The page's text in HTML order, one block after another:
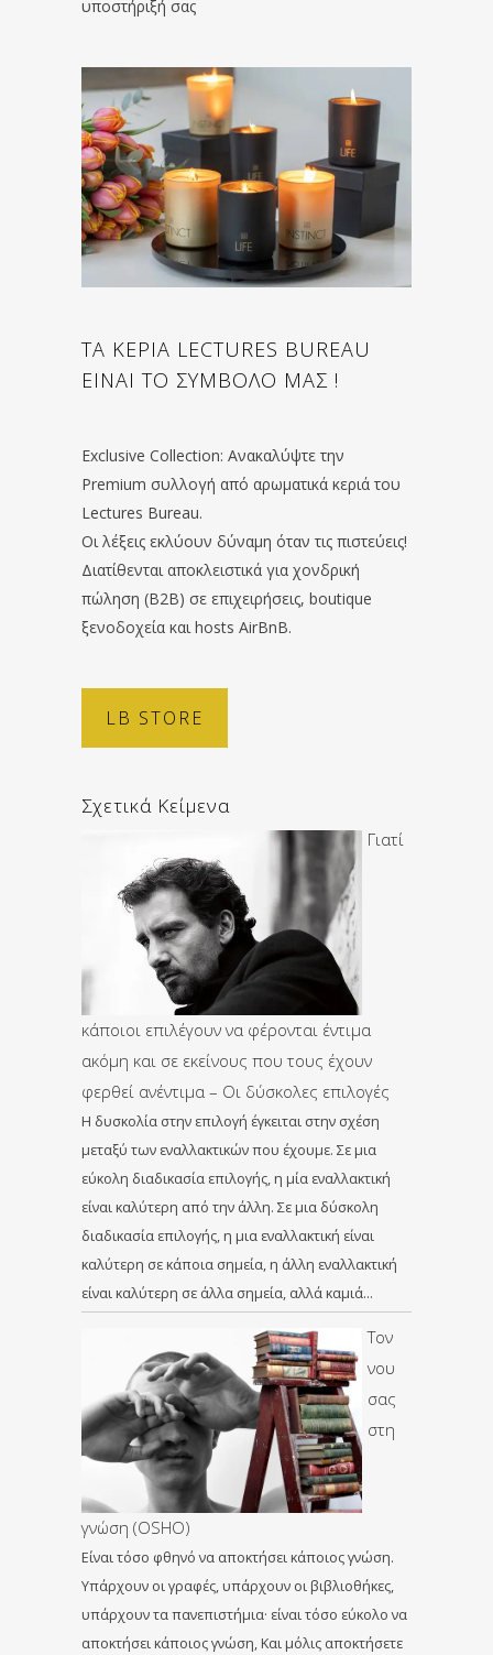
υποστήριξή σας
ΤΑ ΚΕΡΙΑ LECTURES BUREAU
ΕΙΝΑΙ ΤΟ ΣΥΜΒΟΛΟ ΜΑΣ !
Exclusive Collection: Ανακαλύψτε την
Premium συλλογή από αρωματικά κεριά του
Lectures Bureau.
Οι λέξεις εκλύουν δύναμη όταν τις πιστεύεις!
Διατίθενται αποκλειστικά για χονδρική
πώληση (B2B) σε επιχειρήσεις, boutique
ξενοδοχεία και hosts AirBnB.
LB STORE
Σχετικά Κείμενα
Γιατί
κάποιοι επιλέγουν να φέρονται έντιμα
ακόμη και σε εκείνους που τους έχουν
φερθεί ανέντιμα – Οι δύσκολες επιλογές
Η δυσκολία στην επιλογή έγκειται στην σχέση
μεταξύ των εναλλακτικών που έχουμε. Σε μια
εύκολη διαδικασία επιλογής, η μία εναλλακτική
είναι καλύτερη από την άλλη. Σε μια δύσκολη
διαδικασία επιλογής, η μια εναλλακτική είναι
καλύτερη σε κάποια σημεία, η άλλη εναλλακτική
είναι καλύτερη σε άλλα σημεία, αλλά καμιά…
Τον
νου
σας
στη
γνώση (OSHO)
Είναι τόσο φθηνό να αποκτήσει κάποιος γνώση.
Υπάρχουν οι γραφές, υπάρχουν οι βιβλιοθήκες,
υπάρχουν τα πανεπιστήμια· είναι τόσο εύκολο να
αποκτήσει κάποιος γνώση, Και μόλις αποκτήσετε